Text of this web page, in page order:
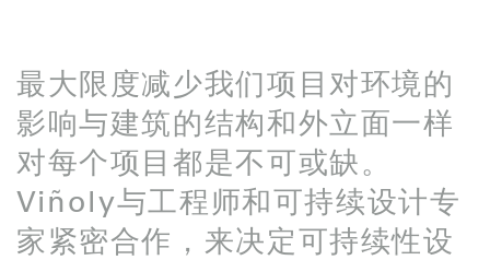
最大限度减少我们项目对环境的
影响与建筑的结构和外立面一样
对每个项目都是不可或缺。
Viñoly与工程师和可持续设计专
家紧密合作，来决定可持续性设